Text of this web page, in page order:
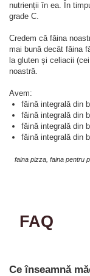
nutrienții în ea. În
grade C.
Credem că făina
mai bună decât făina
la gluten și celiacii
noastră.
Avem:
făină integrală din
făină integrală din
făină integrală din
făină integrală din
faina pizza, faina pentru
FAQ
Ce înseamnă